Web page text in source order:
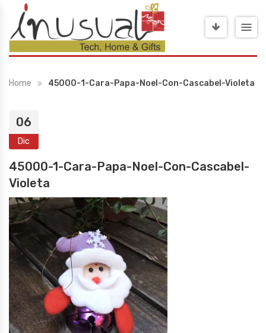
Home 45000-1-Cara-Papa-Noel-Con-Cascabel-Violeta
06
Dic
45000-1-Cara-Papa-Noel-Con-Cascabel-
Violeta